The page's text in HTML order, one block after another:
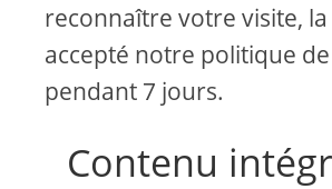
reconnaître votre visite,
accepté notre politique
pendant 7 jours.
Contenu